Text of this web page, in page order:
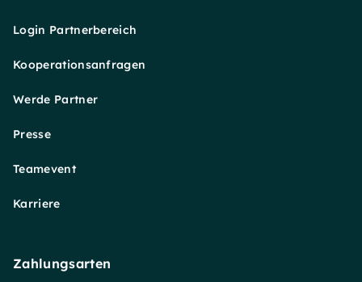
Login Partnerbereich
Kooperationsanfragen
Werde Partner
Presse
Teamevent
Karriere
Zahlungsarten